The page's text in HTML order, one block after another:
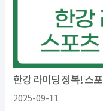
한강 라이딩 정복! 스
2025-09-11